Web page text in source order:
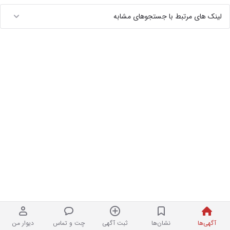
آگهی‌ها نشان‌ها ثبت آگهی چت و تماس دیوار من
لینک های مرتبط با جستجوهای مشابه